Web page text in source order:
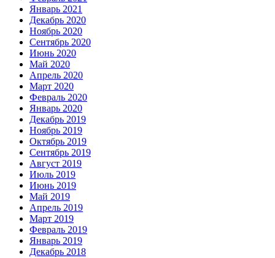
Январь 2021
Декабрь 2020
Ноябрь 2020
Сентябрь 2020
Июнь 2020
Май 2020
Апрель 2020
Март 2020
Февраль 2020
Январь 2020
Декабрь 2019
Ноябрь 2019
Октябрь 2019
Сентябрь 2019
Август 2019
Июль 2019
Июнь 2019
Май 2019
Апрель 2019
Март 2019
Февраль 2019
Январь 2019
Декабрь 2018